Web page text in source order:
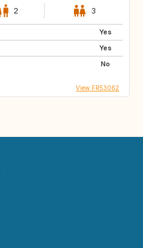
2 3
Yes
Yes
No
View FR53062